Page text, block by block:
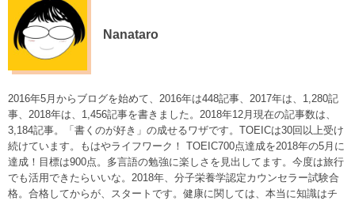
Nanataro
2016年5月からブログを始めて、2016年は448記事、2017年は、1,280記
事、2018年は、1,456記事を書きました。2018年12月現在の記事数は、
3,184記事。「書くのが好き」の成せるワザです。TOEICは30回以上受け
続けています。もはやライフワーク！ TOEIC700点達成を2018年の5月に
達成！目標は900点。多言語の勉強に楽しさを見出してます。今度は旅行
でも活用できたらいいな。2018年、分子栄養学認定カウンセラー試験合
格。合格してからが、スタートです。健康に関しては、本当に知識はチ